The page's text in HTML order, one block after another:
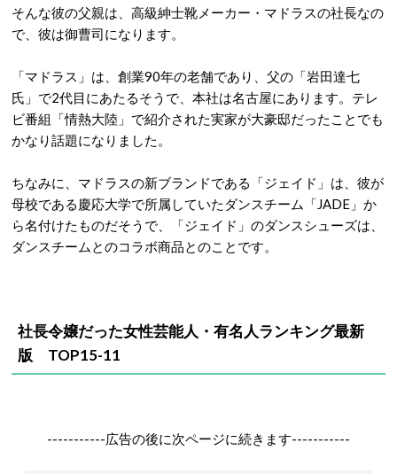
そんな彼の父親は、高級紳士靴メーカー・マドラスの社長なの
で、彼は御曹司になります。
「マドラス」は、創業90年の老舗であり、父の「岩田達七
氏」で2代目にあたるそうで、本社は名古屋にあります。テレ
ビ番組「情熱大陸」で紹介された実家が大豪邸だったことでも
かなり話題になりました。
ちなみに、マドラスの新ブランドである「ジェイド」は、彼が
母校である慶応大学で所属していたダンスチーム「JADE」か
ら名付けたものだそうで、「ジェイド」のダンスシューズは、
ダンスチームとのコラボ商品とのことです。
社長令嬢だった女性芸能人・有名人ランキング最新
版 TOP15-11
-----------広告の後に次ページに続きます-----------